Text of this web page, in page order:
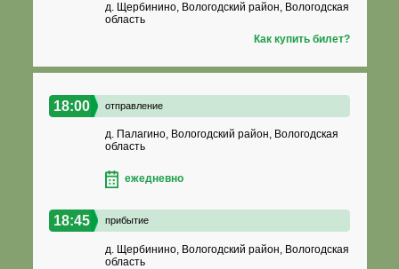
д. Щербинино, Вологодский район, Вологодская
область
Как купить билет?
18:00 отправление
д. Палагино, Вологодский район, Вологодская
область
ежедневно
18:45 прибытие
д. Щербинино, Вологодский район, Вологодская
область